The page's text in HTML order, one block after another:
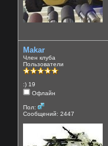
Makar
Член клуба
Пользователи
:) 19
Офлайн
Пол:
Сообщений: 2447